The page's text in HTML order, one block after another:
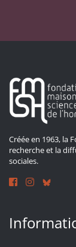
Créée en 1963, la
recherche et la
sociales.